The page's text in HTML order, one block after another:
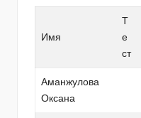
Имя
Т
е
ст
Аманжулова
Оксана